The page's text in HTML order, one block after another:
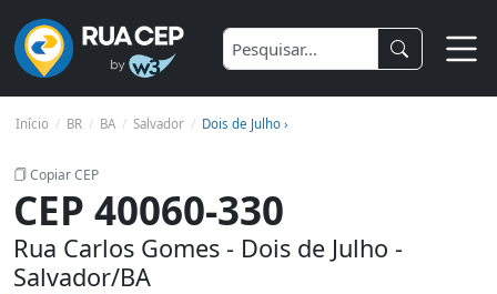
Início BR BA Salvador Dois de Julho ›
Copiar CEP
CEP 40060-330
Rua Carlos Gomes - Dois de Julho -
Salvador/BA